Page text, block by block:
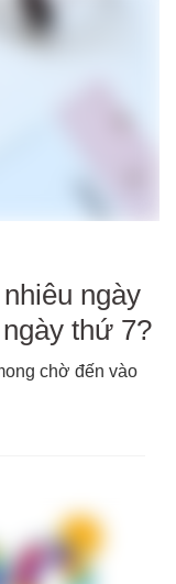
ngày
thứ 7?
chờ đến vào